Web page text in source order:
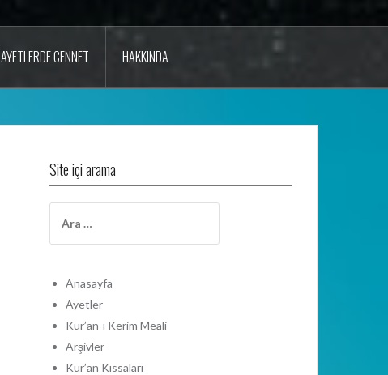
AYETLERDE CENNET HAKKINDA
Site içi arama
a
a
Anasayfa
Ayetler
Kur’an-ı Kerim Meali
Arşivler
Kur’an Kıssaları